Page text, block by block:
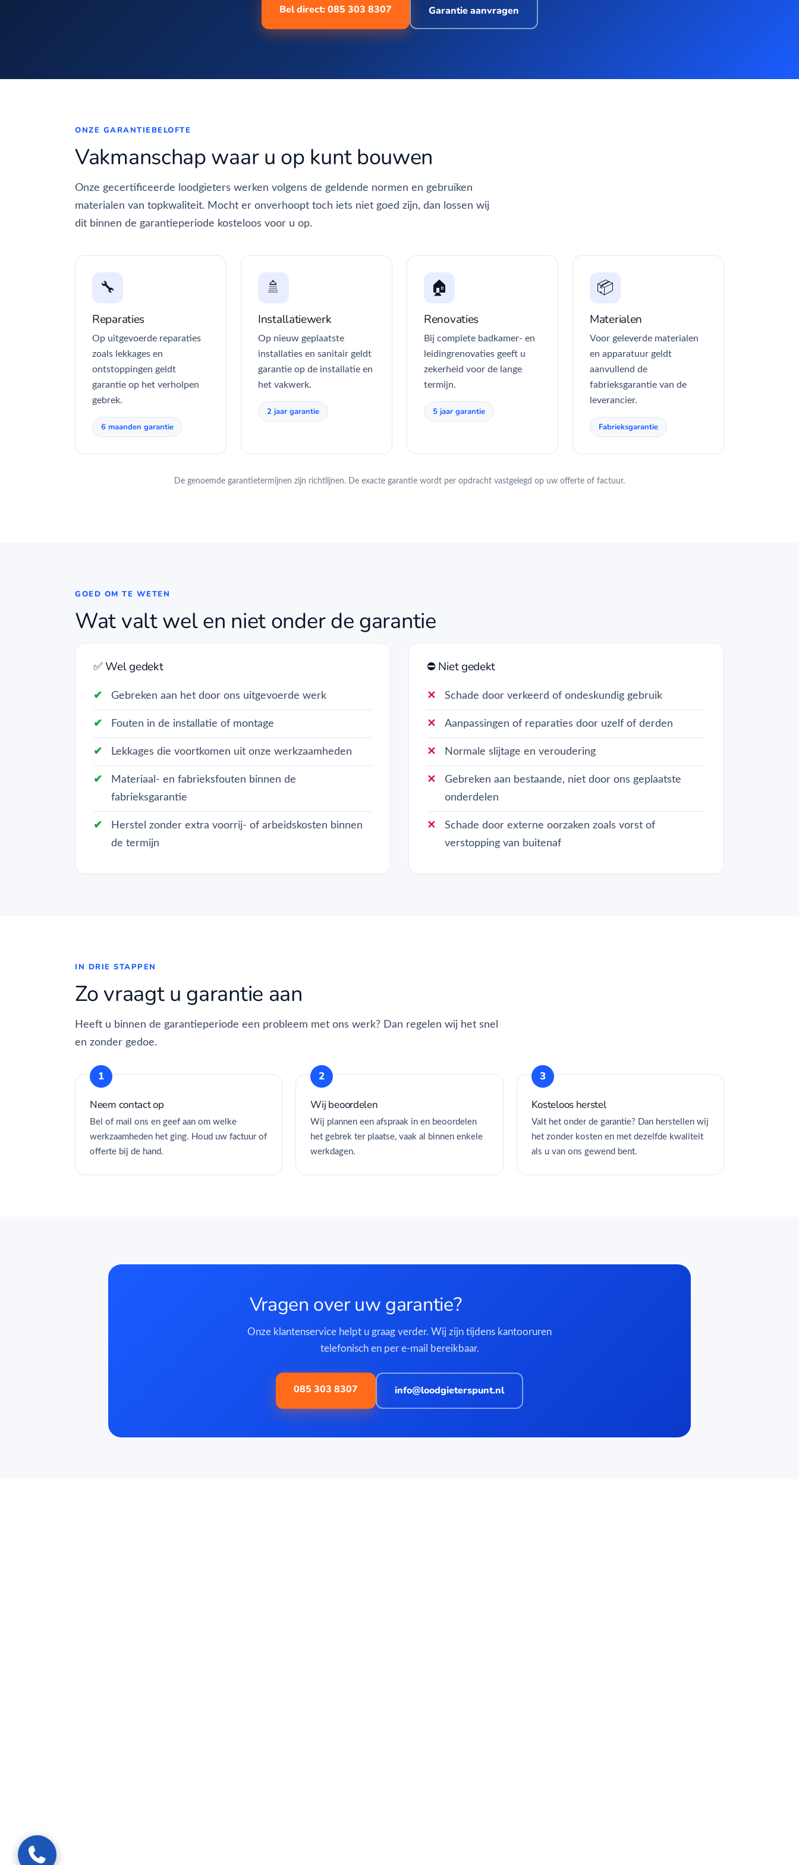
Bel direct: 085 303 8307 Garantie aanvragen
ONZE GARANTIEBELOFTE
Vakmanschap waar u op kunt bouwen
Onze gecertificeerde loodgieters werken volgens de geldende normen en gebruiken
materialen van topkwaliteit. Mocht er onverhoopt toch iets niet goed zijn, dan lossen wij
dit binnen de garantieperiode kosteloos voor u op.
🔧
Reparaties
Op uitgevoerde reparaties
zoals lekkages en
ontstoppingen geldt
garantie op het verholpen
gebrek.
6 maanden garantie
🚿
Installatiewerk
Op nieuw geplaatste
installaties en sanitair geldt
garantie op de installatie en
het vakwerk.
2 jaar garantie
🏠
Renovaties
Bij complete badkamer- en
leidingrenovaties geeft u
zekerheid voor de lange
termijn.
5 jaar garantie
📦
Materialen
Voor geleverde materialen
en apparatuur geldt
aanvullend de
fabrieksgarantie van de
leverancier.
Fabrieksgarantie
De genoemde garantietermijnen zijn richtlijnen. De exacte garantie wordt per opdracht vastgelegd op uw offerte of factuur.
GOED OM TE WETEN
Wat valt wel en niet onder de garantie
✅ Wel gedekt
Gebreken aan het door ons uitgevoerde werk
Fouten in de installatie of montage
Lekkages die voortkomen uit onze werkzaamheden
Materiaal- en fabrieksfouten binnen de
fabrieksgarantie
Herstel zonder extra voorrij- of arbeidskosten binnen
de termijn
⛔ Niet gedekt
Schade door verkeerd of ondeskundig gebruik
Aanpassingen of reparaties door uzelf of derden
Normale slijtage en veroudering
Gebreken aan bestaande, niet door ons geplaatste
onderdelen
Schade door externe oorzaken zoals vorst of
verstopping van buitenaf
IN DRIE STAPPEN
Zo vraagt u garantie aan
Heeft u binnen de garantieperiode een probleem met ons werk? Dan regelen wij het snel
en zonder gedoe.
Neem contact op
Bel of mail ons en geef aan om welke
werkzaamheden het ging. Houd uw factuur of
offerte bij de hand.
Wij beoordelen
Wij plannen een afspraak in en beoordelen
het gebrek ter plaatse, vaak al binnen enkele
werkdagen.
Kosteloos herstel
Valt het onder de garantie? Dan herstellen wij
het zonder kosten en met dezelfde kwaliteit
als u van ons gewend bent.
Vragen over uw garantie?
Onze klantenservice helpt u graag verder. Wij zijn tijdens kantooruren
telefonisch en per e-mail bereikbaar.
085 303 8307 info@loodgieterspunt.nl